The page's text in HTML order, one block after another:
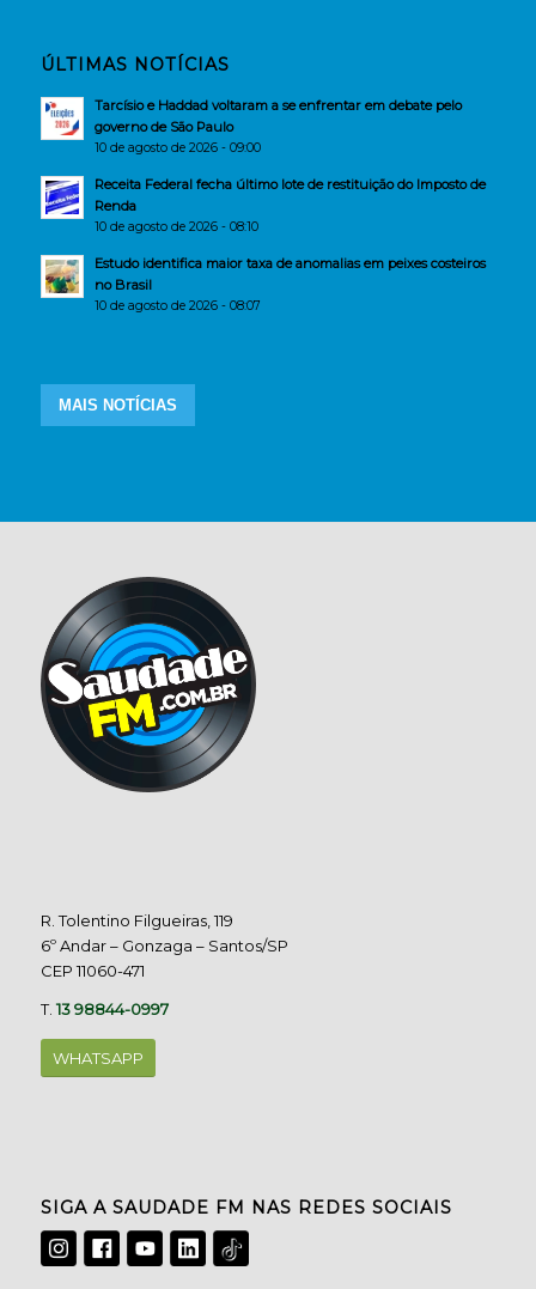
ÚLTIMAS NOTÍCIAS
Tarcísio e Haddad voltaram a se enfrentar em debate pelo
governo de São Paulo
10 de agosto de 2026 - 09:00
Receita Federal fecha último lote de restituição do Imposto de
Renda
10 de agosto de 2026 - 08:10
Estudo identifica maior taxa de anomalias em peixes costeiros
no Brasil
10 de agosto de 2026 - 08:07
MAIS NOTÍCIAS
R. Tolentino Filgueiras, 119
6º Andar – Gonzaga – Santos/SP
CEP 11060-471
T.13 98844-0997
WHATSAPP
SIGA A SAUDADE FM NAS REDES SOCIAIS